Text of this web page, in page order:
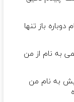
باز تنها
به نام از من
به نام من